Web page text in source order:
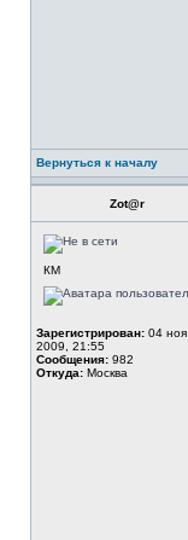
Вернуться к началу
Zot@r
КМ
Зарегистрирован: 04 ноя
2009, 21:55
Сообщения: 982
Откуда: Москва